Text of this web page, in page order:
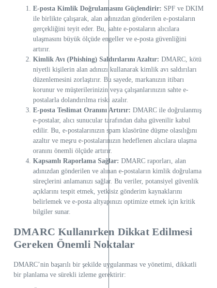
E-posta Kimlik Doğrulamasını Güçlendirir: SPF ve DKIM
ile birlikte çalışarak, alan adınızdan gönderilen e-postaların
gerçekliğini teyit eder. Bu, sahte e-postaların alıcılara
ulaşmasını büyük ölçüde engeller ve e-posta güvenliğini
artırır.
Kimlik Avı (Phishing) Saldırılarını Azaltır: DMARC, kötü
niyetli kişilerin alan adınızı kullanarak kimlik avı saldırıları
düzenlemesini zorlaştırır. Bu sayede, markanızın itibarı
korunur ve müşterilerinizin veya çalışanlarınızın sahte e-
postalarla dolandırılma riski azalır.
E-posta Teslimat Oranını Artırır: DMARC ile doğrulanmış
e-postalar, alıcı sunucular tarafından daha güvenilir kabul
edilir. Bu, e-postalarınızın spam klasörüne düşme olasılığını
azaltır ve meşru e-postalarınızın hedeflenen alıcılara ulaşma
oranını önemli ölçüde artırır.
Kapsamlı Raporlama Sağlar: DMARC raporları, alan
adınızdan gönderilen ve alınan e-postaların kimlik doğrulama
süreçlerini anlamanızı sağlar. Bu veriler, potansiyel güvenlik
açıklarını tespit etmek, yetkisiz gönderim kaynaklarını
belirlemek ve e-posta altyapınızı optimize etmek için kritik
bilgiler sunar.
DMARC Kullanırken Dikkat Edilmesi
Gereken Önemli Noktalar
DMARC’nin başarılı bir şekilde uygulanması ve yönetimi, dikkatli
bir planlama ve sürekli izleme gerektirir: